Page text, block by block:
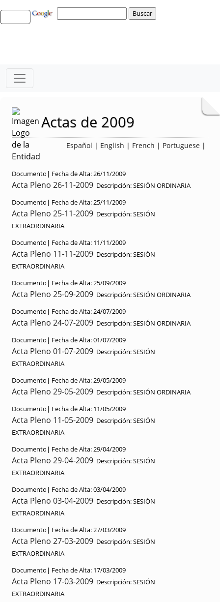
Actas de 2009
Español | English | French | Portuguese |
Documento| Fecha de Alta:26/11/2009
Acta Pleno 26-11-2009 Descripción:SESIÓN ORDINARIA
Documento| Fecha de Alta:25/11/2009
Acta Pleno 25-11-2009 Descripción:SESIÓN
EXTRAORDINARIA
Documento| Fecha de Alta: 11/11/2009
Acta Pleno 11-11-2009 Descripción:SESIÓN
EXTRAORDINARIA
Documento| Fecha de Alta:25/09/2009
Acta Pleno 25-09-2009 Descripción:SESIÓN ORDINARIA
Documento| Fecha de Alta:24/07/2009
Acta Pleno 24-07-2009 Descripción:SESIÓN ORDINARIA
Documento| Fecha de Alta:01/07/2009
Acta Pleno 01-07-2009 Descripción:SESIÓN
EXTRAORDINARIA
Documento| Fecha de Alta:29/05/2009
Acta Pleno 29-05-2009 Descripción:SESIÓN ORDINARIA
Documento| Fecha de Alta: 11/05/2009
Acta Pleno 11-05-2009 Descripción:SESIÓN
EXTRAORDINARIA
Documento| Fecha de Alta:29/04/2009
Acta Pleno 29-04-2009 Descripción:SESIÓN
EXTRAORDINARIA
Documento| Fecha de Alta:03/04/2009
Acta Pleno 03-04-2009 Descripción:SESIÓN
EXTRAORDINARIA
Documento| Fecha de Alta:27/03/2009
Acta Pleno 27-03-2009 Descripción:SESIÓN
EXTRAORDINARIA
Documento| Fecha de Alta: 17/03/2009
Acta Pleno 17-03-2009 Descripción:SESIÓN
EXTRAORDINARIA